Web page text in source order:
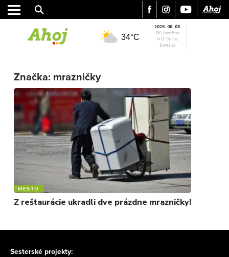
KULTÚRA
FOTKY
VIDEO
MIX
34°C
2026. 08. 06.
SK: Jozefína
HU: Berta,
Bettina
Značka: mrazničky
MESTO
Z reštaurácie ukradli dve prázdne mrazničky!
Sesterské projekty: